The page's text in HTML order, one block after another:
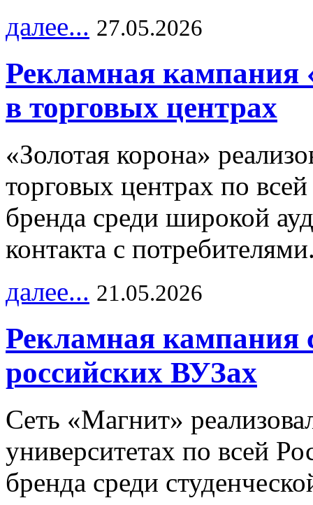
далее... 27.05.2026
Рекламная кампания
в торговых центрах
«Золотая корона»
торговых центрах по
бренда среди широкой
контакта с
далее... 21.05.2026
Рекламная кампания
российских ВУЗах
Сеть «Магнит»
университетах по всей
бренда среди